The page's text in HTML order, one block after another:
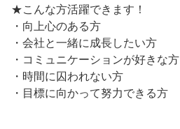
★こんな方活躍できます！
・向上心のある方
・会社と一緒に成長したい方
・コミュニケーションが好きな方
・時間に囚われない方
・目標に向かって努力できる方